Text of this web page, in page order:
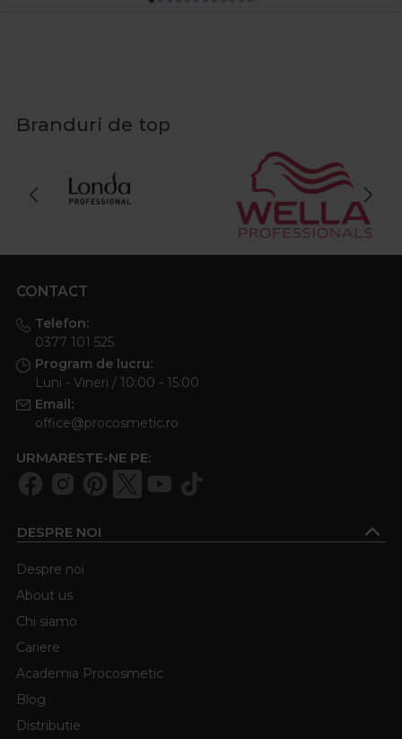
Branduri de top
CONTACT
Telefon:
0377 101 525
Program de lucru:
Luni - Vineri / 10:00 - 15:00
Email:
office@procosmetic.ro
URMARESTE-NE PE:
DESPRE NOI
Despre noi
About us
Chi siamo
Cariere
Academia Procosmetic
Blog
Distributie